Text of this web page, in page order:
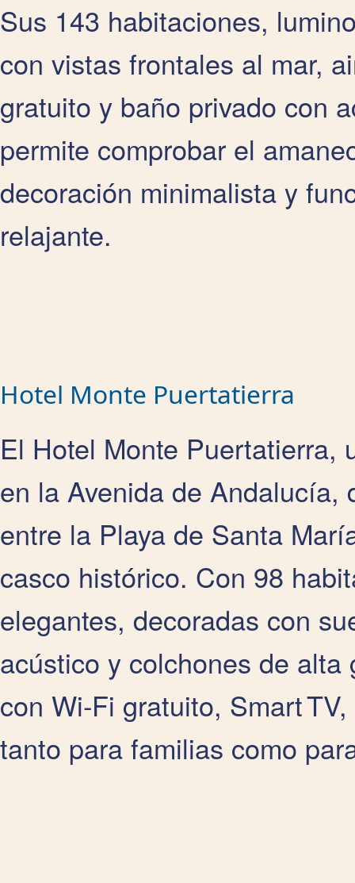
Sus 143 habitaciones,
con vistas frontales al mar,
gratuito y baño privado con
permite comprobar el
decoración minimalista y
relajante.
Hotel Monte Puertatierra
El Hotel Monte Puertatierra,
en la Avenida de Andalucía,
entre la Playa de Santa
casco histórico. Con 98
elegantes, decoradas con
acústico y colchones de
con Wi‑Fi gratuito, Smart
tanto para familias como